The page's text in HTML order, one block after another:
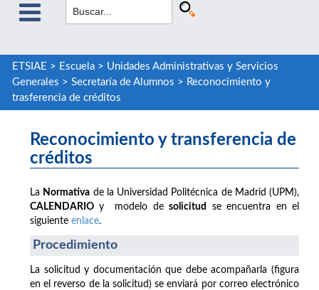
ETSIAE > Escuela> Unidades Administrativas y Servicios
Generales > Secretaría de Alumnos > Reconocimiento y
trasferencia de créditos
Reconocimiento y transferencia de
créditos
La Normativa de la Universidad Politécnica de Madrid (UPM),
CALENDARIO y modelo desolicitud
se encuentra en el
siguiente enlace.
Procedimiento
La solicitud y documentación que debe acompañarla (figura
en el reverso de la solicitud) se enviará por correo electrónico